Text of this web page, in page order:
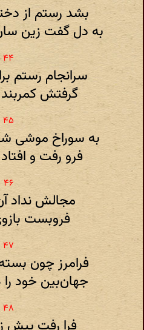
بشد رستم از
به دل گفت زین
سرانجام رستم
گرفتش
به سوراخ موشی
فرو رفت و
مجالش نداد
فروبست
فرامرز چون
جهان‌بین خود